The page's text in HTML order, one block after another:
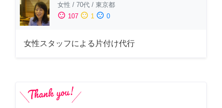
女性 / 70代 / 東京都
sentiment_satisfied 107 sentiment_neutral 1 sentiment_dissatisfied 0
女性スタッフによる片付け代行